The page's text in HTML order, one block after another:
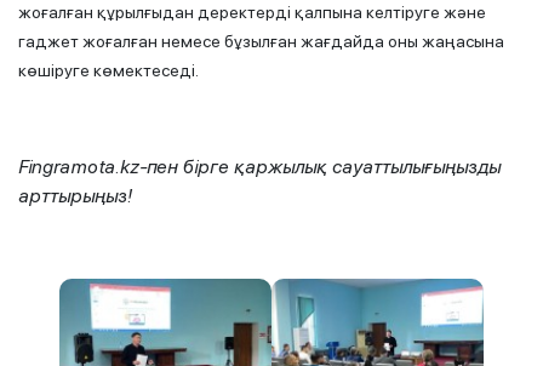
жоғалған құрылғыдан деректерді қалпына келтіруге және
гаджет жоғалған немесе бұзылған жағдайда оны жаңасына
көшіруге көмектеседі.
Fingramota.kz-пен бірге қаржылық сауаттылығыңызды
арттырыңыз!